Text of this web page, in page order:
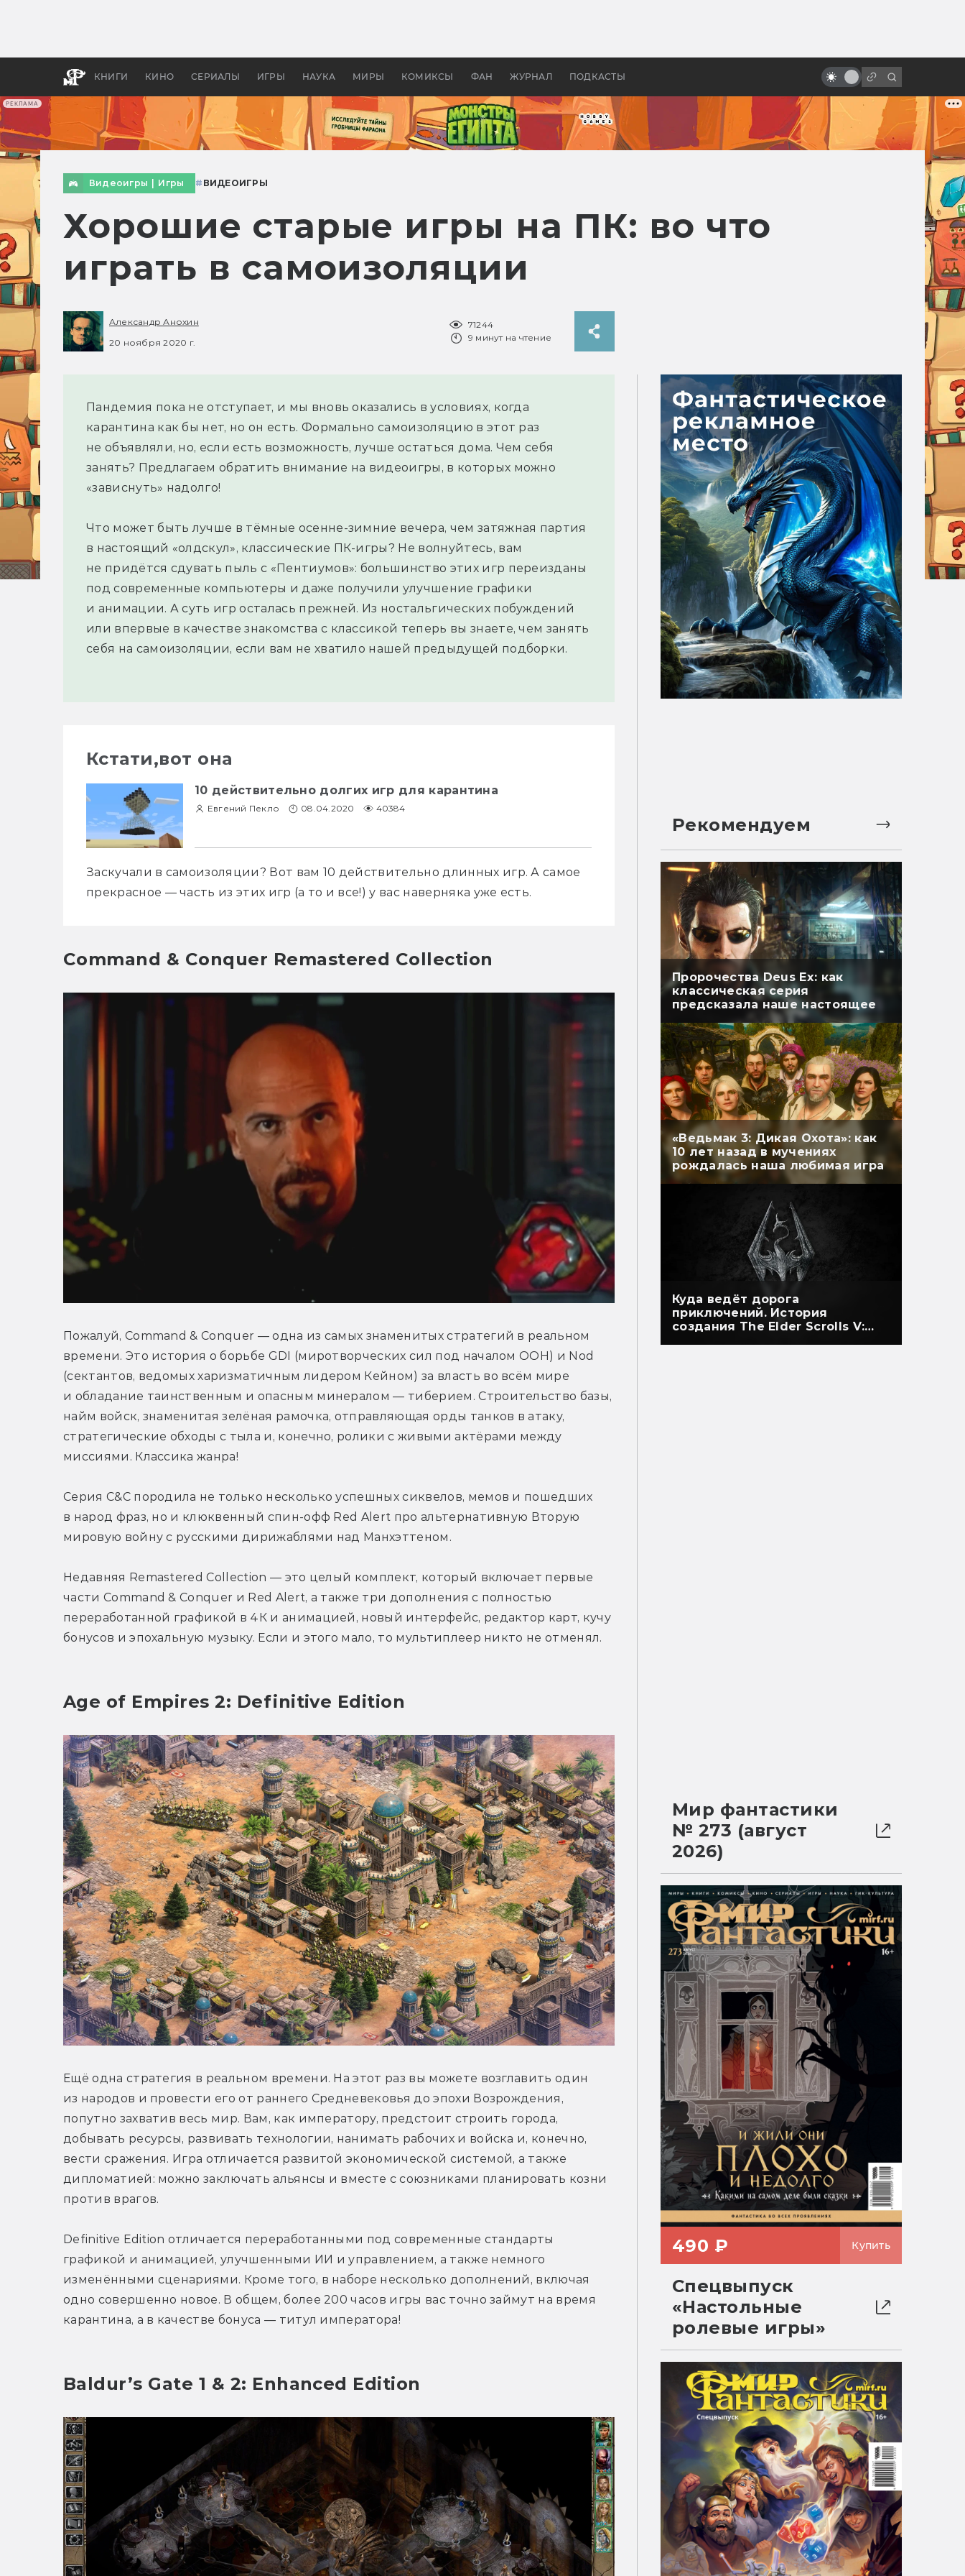
РЕКЛАМА
КНИГИ КИНО СЕРИАЛЫ ИГРЫ НАУКА МИРЫ КОМИКСЫ ФАН ЖУРНАЛ ПОДКАСТЫ
бы «Властелина колец»
Древней Грецией
легенды
Видеоигры Игры # ВИДЕОИГРЫ
Хорошие старые игры на ПК: во что
играть в самоизоляции
Александр Анохин
20 ноября 2020 г.
71244
9 минут на чтение
Пандемия пока не отступает, и мы вновь оказались в условиях, когда
карантина как бы нет, но он есть. Формально самоизоляцию в этот раз
не объявляли, но, если есть возможность, лучше остаться дома. Чем себя
занять? Предлагаем обратить внимание на видеоигры, в которых можно
«зависнуть» надолго!
Что может быть лучше в тёмные осенне-зимние вечера, чем затяжная партия
в настоящий «олдскул», классические ПК-игры? Не волнуйтесь, вам
не придётся сдувать пыль с «Пентиумов»: большинство этих игр переизданы
под современные компьютеры и даже получили улучшение графики
и анимации. А суть игр осталась прежней. Из ностальгических побуждений
или впервые в качестве знакомства с классикой теперь вы знаете, чем занять
себя на самоизоляции, если вам не хватило нашей предыдущей подборки.
Кстати,вот она
10 действительно долгих игр для карантина
Евгений Пекло 08.04.2020 40384
Заскучали в самоизоляции? Вот вам 10 действительно длинных игр. А самое
прекрасное — часть из этих игр (а то и все!) у вас наверняка уже есть.
Command & Conquer Remastered Collection
Пожалуй, Command & Conquer — одна из самых знаменитых стратегий в реальном
времени. Это история о борьбе GDI (миротворческих сил под началом ООН) и Nod
(сектантов, ведомых харизматичным лидером Кейном) за власть во всём мире
и обладание таинственным и опасным минералом — тиберием. Строительство базы,
найм войск, знаменитая зелёная рамочка, отправляющая орды танков в атаку,
стратегические обходы с тыла и, конечно, ролики с живыми актёрами между
миссиями. Классика жанра!
Серия C&C породила не только несколько успешных сиквелов, мемов и пошедших
в народ фраз, но и клюквенный спин-офф Red Alert про альтернативную Вторую
мировую войну с русскими дирижаблями над Манхэттеном.
Недавняя Remastered Collection — это целый комплект, который включает первые
части Command & Conquer и Red Alert, а также три дополнения с полностью
переработанной графикой в 4К и анимацией, новый интерфейс, редактор карт, кучу
бонусов и эпохальную музыку. Если и этого мало, то мультиплеер никто не отменял.
Age of Empires 2: Definitive Edition
Ещё одна стратегия в реальном времени. На этот раз вы можете возглавить один
из народов и провести его от раннего Средневековья до эпохи Возрождения,
попутно захватив весь мир. Вам, как императору, предстоит строить города,
добывать ресурсы, развивать технологии, нанимать рабочих и войска и, конечно,
вести сражения. Игра отличается развитой экономической системой, а также
дипломатией: можно заключать альянсы и вместе с союзниками планировать козни
против врагов.
Definitive Edition отличается переработанными под современные стандарты
графикой и анимацией, улучшенными ИИ и управлением, а также немного
изменёнными сценариями. Кроме того, в наборе несколько дополнений, включая
одно совершенно новое. В общем, более 200 часов игры вас точно займут на время
карантина, а в качестве бонуса — титул императора!
Baldur’s Gate 1 & 2: Enhanced Edition
Рекомендуем
Пророчества Deus Ex: как
классическая серия
предсказала наше настоящее
«Ведьмак 3: Дикая Охота»: как
10 лет назад в мучениях
рождалась наша любимая игра
Куда ведёт дорога
приключений. История
создания The Elder Scrolls V:
Мир фантастики
№ 273 (август
2026)
490 ₽ Купить
Спецвыпуск
«Настольные
ролевые игры»